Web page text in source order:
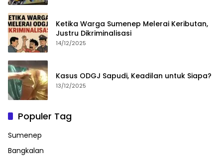
Ketika Warga Sumenep Melerai Keributan,
Justru Dikriminalisasi
14/12/2025
Kasus ODGJ Sapudi, Keadilan untuk Siapa?
13/12/2025
Populer Tag
Sumenep
Bangkalan